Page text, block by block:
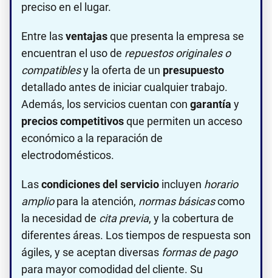
preciso en el lugar.
Entre lasventajasque presenta la empresa se
encuentran el uso de repuestos originales o
compatiblesy la oferta de un presupuesto
detallado antes de iniciar cualquier trabajo.
Además, los servicios cuentan con garantía y
precios competitivosque permiten un acceso
económico a la reparación de
electrodomésticos.
Lascondiciones del servicio incluyen horario
ampliopara la atención, normas básicascomo
la necesidad de cita previa, y la cobertura de
diferentes áreas. Los tiempos de respuesta son
ágiles, y se aceptan diversas formas de pago
para mayor comodidad del cliente. Su